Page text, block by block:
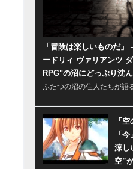
「冒険は楽しいものだ
ードリィ ヴァリアンツ
RPG"の沼にどっぷり沈
ふたつの沼の住人たちが語
『
「
涼し
空”